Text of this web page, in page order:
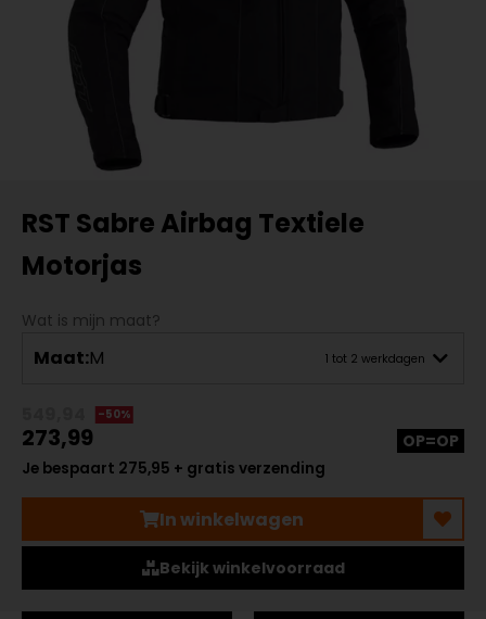
RST Sabre Airbag Textiele
Motorjas
Wat is mijn maat?
Maat:M 1 tot 2 werkdagen
-50%
273,99
Je bespaart 275,95 + gratis verzending
OP=OP
In winkelwagen
Bekijk winkelvoorraad